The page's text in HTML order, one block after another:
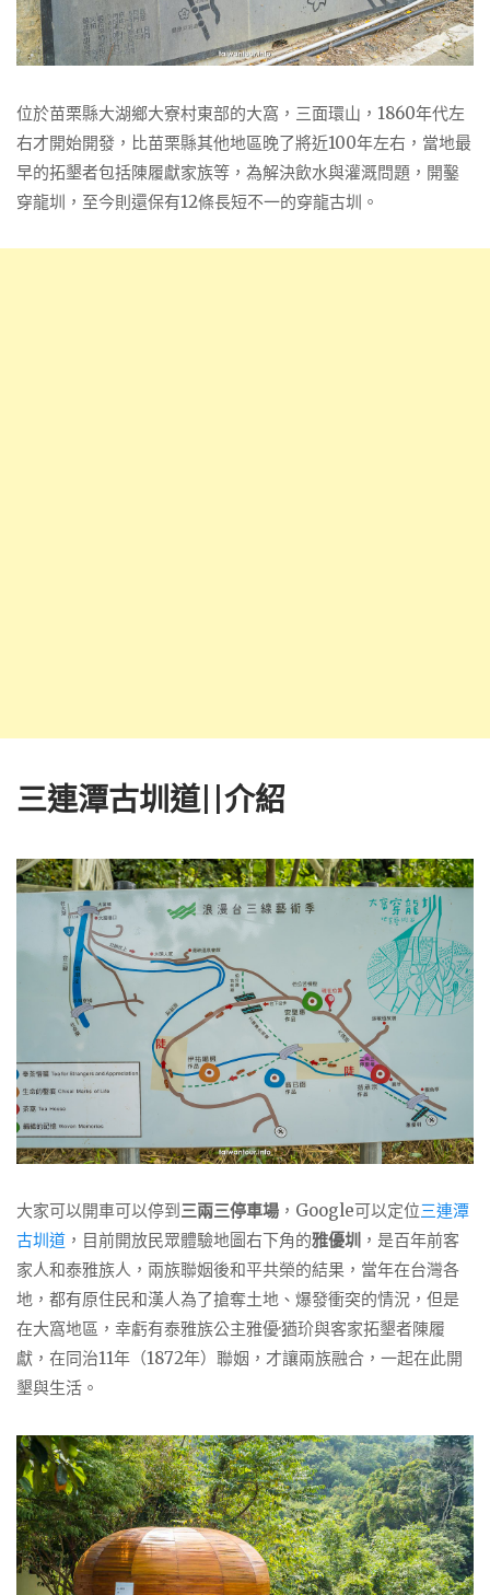
位於苗栗縣大湖鄉大寮村東部的大窩，三面環山，1860年代左
右才開始開發，比苗栗縣其他地區晚了將近100年左右，當地最
早的拓墾者包括陳履獻家族等，為解決飲水與灌溉問題，開鑿
穿龍圳，至今則還保有12條長短不一的穿龍古圳。
三連潭古圳道||介紹
大家可以開車可以停到 三兩三停車場 ，Google可以定位三連潭
古圳道 ，目前開放民眾體驗地圖右下角的雅優圳 ，是百年前客
家人和泰雅族人，兩族聯姻後和平共榮的結果，當年在台灣各
地，都有原住民和漢人為了搶奪土地、爆發衝突的情況，但是
在大窩地區，幸虧有泰雅族公主雅優·猶玠與客家拓墾者陳履
獻，在同治11年（1872年）聯姻，才讓兩族融合，一起在此開
墾與生活。